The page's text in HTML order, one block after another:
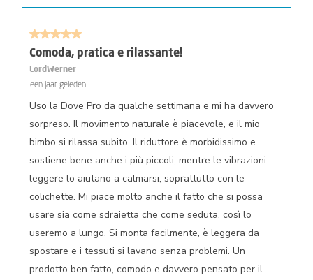
5 van 5 sterren.
Comoda, pratica e rilassante!
LordWerner
een jaar geleden
Uso la Dove Pro da qualche settimana e mi ha davvero
sorpreso. Il movimento naturale è piacevole, e il mio
bimbo si rilassa subito. Il riduttore è morbidissimo e
sostiene bene anche i più piccoli, mentre le vibrazioni
leggere lo aiutano a calmarsi, soprattutto con le
colichette. Mi piace molto anche il fatto che si possa
usare sia come sdraietta che come seduta, così lo
useremo a lungo. Si monta facilmente, è leggera da
spostare e i tessuti si lavano senza problemi. Un
prodotto ben fatto, comodo e davvero pensato per il